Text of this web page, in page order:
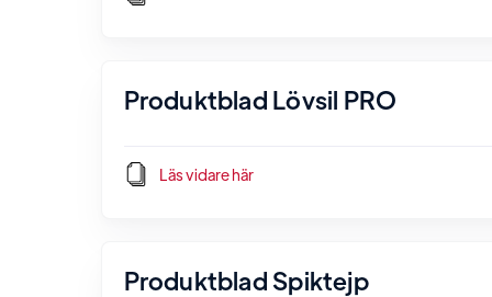
Produktblad Lövsil PRO
Läs vidare här
Produktblad Spiktejp